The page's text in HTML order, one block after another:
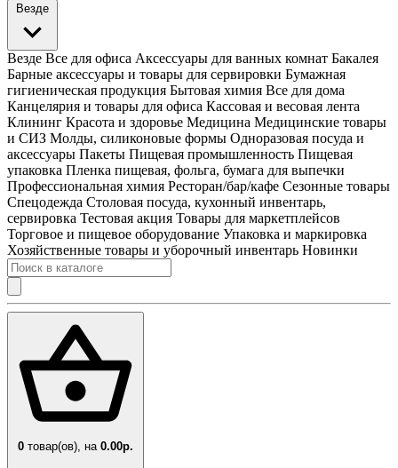
Везде
Везде Все для офиса Аксессуары для ванных комнат Бакалея
Барные аксессуары и товары для сервировки Бумажная
гигиеническая продукция Бытовая химия Все для дома
Канцелярия и товары для офиса Кассовая и весовая лента
Клининг Красота и здоровье Медицина Медицинские товары
и СИЗ Молды, силиконовые формы Одноразовая посуда и
аксессуары Пакеты Пищевая промышленность Пищевая
упаковка Пленка пищевая, фольга, бумага для выпечки
Профессиональная химия Ресторан/бар/кафе Сезонные товары
Спецодежда Столовая посуда, кухонный инвентарь,
сервировка Тестовая акция Товары для маркетплейсов
Торговое и пищевое оборудование Упаковка и маркировка
Хозяйственные товары и уборочный инвентарь Новинки
0 товар(ов), на 0.00р.